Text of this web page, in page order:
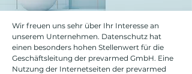
Wir freuen uns sehr über Ihr Interesse an
unserem Unternehmen. Datenschutz hat
einen besonders hohen Stellenwert für die
Geschäftsleitung der prevarmed GmbH. Eine
Nutzung der Internetseiten der prevarmed